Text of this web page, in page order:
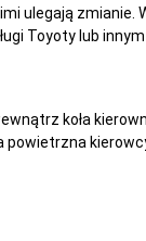
ulegają zmianie.
Toyoty lub
koła